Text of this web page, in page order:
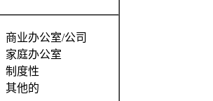
商业办公室/公司
家庭办公室
制度性
其他的